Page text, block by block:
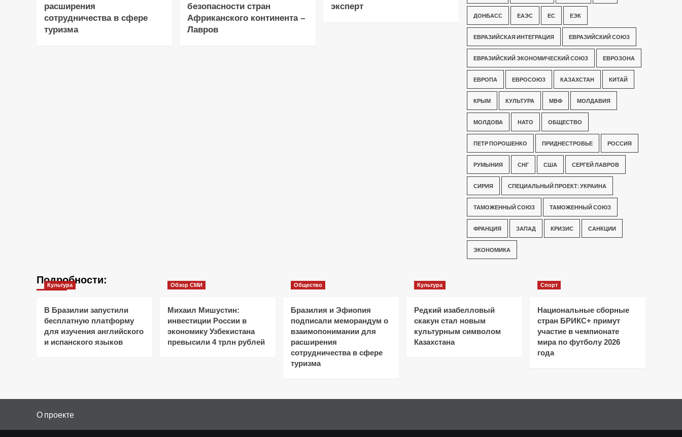
расширения
сотрудничества в сфере
туризма
безопасности стран
Африканского континента –
Лавров
эксперт
ДОНБАСС ЕАЭС ЕС ЕЭК
ЕВРАЗИЙСКАЯ ИНТЕГРАЦИЯ ЕВРАЗИЙСКИЙ СОЮЗ
ЕВРАЗИЙСКИЙ ЭКОНОМИЧЕСКИЙ СОЮЗ ЕВРОЗОНА
ЕВРОПА ЕВРОСОЮЗ КАЗАХСТАН КИТАЙ
КРЫМ КУЛЬТУРА МВФ МОЛДАВИЯ
МОЛДОВА НАТО ОБЩЕСТВО
ПЕТР ПОРОШЕНКО ПРИДНЕСТРОВЬЕ РОССИЯ
РУМЫНИЯ СНГ США СЕРГЕЙ ЛАВРОВ
СИРИЯ СПЕЦИАЛЬНЫЙ ПРОЕКТ: УКРАИНА
ТАМОЖЕННЫЙ СОЮЗ ТАМОЖЕННЫЙ СОЮЗ
ФРАНЦИЯ ЗАПАД КРИЗИС САНКЦИИ
ЭКОНОМИКА
Подробности:
Культура
В Бразилии запустили
бесплатную платформу
для изучения английского
и испанского языков
Обзор СМИ
Михаил Мишустин:
инвестиции России в
экономику Узбекистана
превысили 4 трлн рублей
Общество
Бразилия и Эфиопия
подписали меморандум о
взаимопонимании для
расширения
сотрудничества в сфере
туризма
Культура
Редкий изабелловый
скакун стал новым
культурным символом
Казахстана
Спорт
Национальные сборные
стран БРИКС+ примут
участие в чемпионате
мира по футболу 2026
года
О проекте